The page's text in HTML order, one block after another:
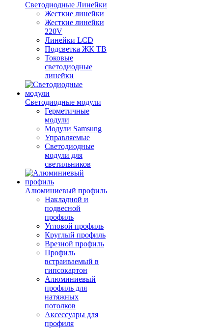
Светодиодные Линейки
Жесткие линейки
Жесткие линейки
220V
Линейки LCD
Подсветка ЖК ТВ
Токовые
светодиодные
линейки
Светодиодные модули
Герметичные
модули
Модули Samsung
Управляемые
Светодиодные
модули для
светильников
Алюминиевый профиль
Накладной и
подвесной
профиль
Угловой профиль
Круглый профиль
Врезной профиль
Профиль
встраиваемый в
гипсокартон
Алюминиевый
профиль для
натяжных
потолков
Аксессуары для
профиля